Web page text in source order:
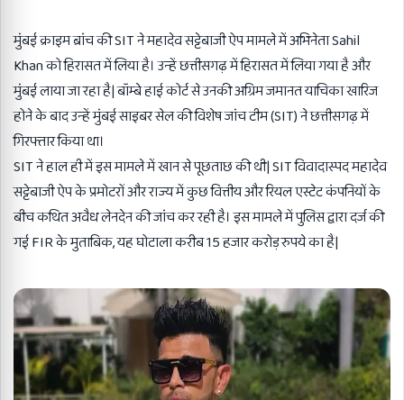
मुंबई क्राइम ब्रांच की SIT ने महादेव सट्टेबाजी ऐप मामले में अभिनेता Sahil
Khan को हिरासत में लिया है। उन्हें छत्तीसगढ़ में हिरासत में लिया गया है और
मुंबई लाया जा रहा है| बॉम्बे हाई कोर्ट से उनकी अग्रिम जमानत याचिका खारिज
होने के बाद उन्हें मुंबई साइबर सेल की विशेष जांच टीम (SIT) ने छत्तीसगढ़ में
गिरफ्तार किया था।
SIT ने हाल ही में इस मामले में खान से पूछताछ की थी| SIT विवादास्पद महादेव
सट्टेबाजी ऐप के प्रमोटरों और राज्य में कुछ वित्तीय और रियल एस्टेट कंपनियों के
बीच कथित अवैध लेनदेन की जांच कर रही है। इस मामले में पुलिस द्वारा दर्ज की
गई FIR के मुताबिक, यह घोटाला करीब 15 हजार करोड़ रुपये का है|